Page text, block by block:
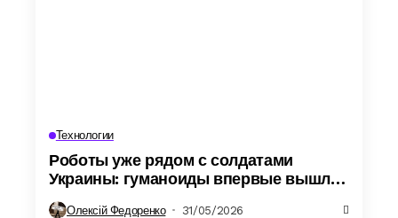
Технологии
Роботы уже рядом с солдатами
Украины: гуманоиды впервые вышли
на передовую
Олексій Федоренко 31/05/2026